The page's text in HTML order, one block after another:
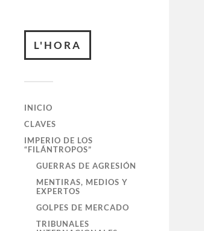
L'HORA
INICIO
CLAVES
IMPERIO DE LOS
“FILÁNTROPOS”
GUERRAS DE AGRESIÓN
MENTIRAS, MEDIOS Y
EXPERTOS
GOLPES DE MERCADO
TRIBUNALES